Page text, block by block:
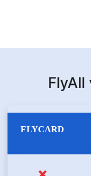
FlyAll
FLYCARD